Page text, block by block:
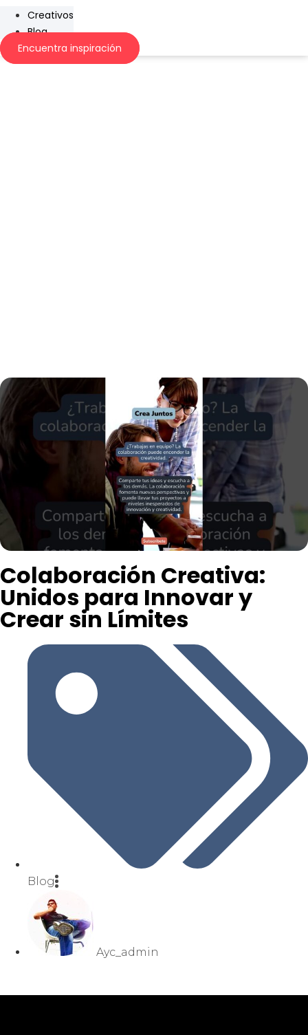
Creativos
Blog
Encuentra inspiración
Colaboración Creativa:
Unidos para Innovar y
Crear sin Límites
Blog
Ayc_admin